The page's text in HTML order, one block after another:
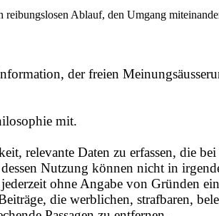
Ablauf, den Umgang
der freien
mit.
relevante Daten zu erfassen, die
Nutzung können nicht in
ohne Angabe von Gründen
die werblichen, strafbaren,